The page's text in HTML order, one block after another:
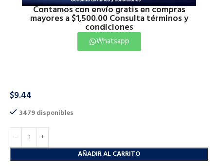
Contamos con envío gratis en compras
mayores a $1,500.00 Consulta términos y
condiciones
Whatsapp
Click to enlarge
Plomeria
$9.44
3479 disponibles
AÑADIR AL CARRITO